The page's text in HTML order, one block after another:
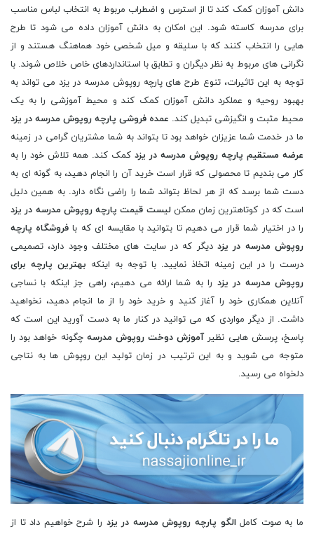
دانش آموزان کمک کند تا از استرس و اضطراب مربوط به انتخاب لباس مناسب
برای مدرسه کاسته شود. این امکان به دانش آموزان داده می شود تا طرح
هایی را انتخاب کنند که با سلیقه و میل شخصی خود هماهنگ هستند و از
نگرانی های مربوط به نظر دیگران و تطابق با استانداردهای خاص خلاص شوند. با
توجه به این تاثیرات، تنوع طرح های پارچه روپوش مدرسه در یزد می تواند به
بهبود روحیه و عملکرد دانش آموزان کمک کند و محیط آموزشی را به یک
محیط مثبت و انگیزشی تبدیل کند. عمده فروشی پارچه روپوش مدرسه در یزد
ما در خدمت شما عزیزان خواهد بود تا بتواند به شما مشتریان گرامی در زمینه
عرضه مستقیم پارچه روپوش مدرسه در یزد کمک کند. همه تلاش خود را به
کار می بندیم تا محصولی که قرار است خرید آن را انجام دهید، به گونه ای به
دست شما برسد که از هر لحاظ بتواند شما را راضی نگاه دارد. به همین دلیل
است که در کوتاهترین زمان ممکنلیست قیمت پارچه روپوش مدرسه در یزد
را در اختیار شما قرار می دهیم تا بتوانید با مقایسه ای که با فروشگاه پارچه
روپوش مدرسه در یزد دیگر که در سایت های مختلف وجود دارد، تصمیمی
درست را در این زمینه اتخاذ نمایید. با توجه به اینکه بهترین پارچه برای
روپوش مدرسه در یزد را به شما ارائه می دهیم، راهی جز اینکه با نساجی
آنلاین همکاری خود را آغاز کنید و خرید خود را از ما انجام دهید، نخواهید
داشت. از دیگر مواردی که می توانید در کنار ما به دست آورید این است که
پاسخ، پرسش هایی نظیر آموزش دوخت روپوش مدرسهچگونه خواهد بود را
متوجه می شوید و به این ترتیب در زمان تولید این روپوش ها به نتاجی
دلخواه می رسید.
ما به صوت کاملالگو پارچه روپوش مدرسه در یزد را شرح خواهیم داد تا از